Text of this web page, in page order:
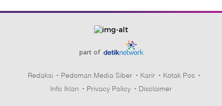
part of
Redaksi Pedoman Media Siber Karir
Kotak Pos
Info Iklan
Privacy Policy Disclaimer